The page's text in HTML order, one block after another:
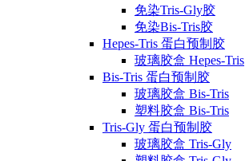
免染Tris-Gly胶
免染Bis-Tris胶
Hepes-Tris 蛋白预制胶
玻璃胶盒 Hepes-Tris
Bis-Tris 蛋白预制胶
玻璃胶盒 Bis-Tris
塑料胶盒 Bis-Tris
Tris-Gly 蛋白预制胶
玻璃胶盒 Tris-Gly